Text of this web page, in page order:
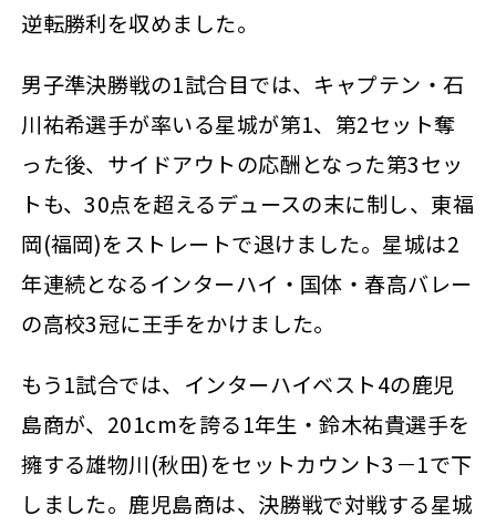
逆転勝利を収めました。
男子準決勝戦の1試合目では、キャプテン・石
川祐希選手が率いる星城が第1、第2セット奪
った後、サイドアウトの応酬となった第3セッ
トも、30点を超えるデュースの末に制し、東福
岡(福岡)をストレートで退けました。星城は2
年連続となるインターハイ・国体・春高バレー
の高校3冠に王手をかけました。
もう1試合では、インターハイベスト4の鹿児
島商が、201cmを誇る1年生・鈴木祐貴選手を
擁する雄物川(秋田)をセットカウント3－1で下
しました。鹿児島商は、決勝戦で対戦する星城